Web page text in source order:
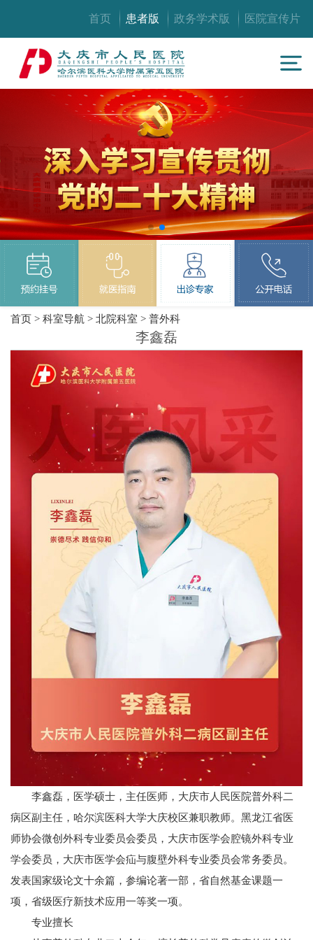
首页 患者版 政务学术版 医院宣传片
首页 >科室导航 >北院科室 >普外科
李鑫磊
李鑫磊，医学硕士，主任医师，大庆市人民医院普外科二
病区副主任，哈尔滨医科大学大庆校区兼职教师。黑龙江省医
师协会微创外科专业委员会委员，大庆市医学会腔镜外科专业
学会委员，大庆市医学会疝与腹壁外科专业委员会常务委员。
发表国家级论文十余篇，参编论著一部，省自然基金课题一
项，省级医疗新技术应用一等奖一项。
专业擅长